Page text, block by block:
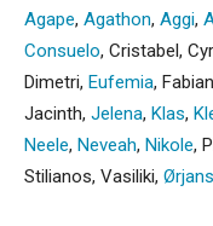
Agape, Agathon, Aggi,
Consuelo, Cristabel,
Dimetri, Eufemia,
Jacinth, Jelena, Klas,
Neele, Neveah, Nikole,
Stilianos, Vasiliki, Ørjans